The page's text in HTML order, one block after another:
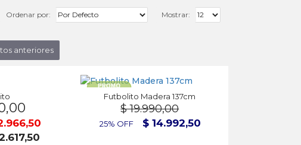
Ordenar por: Mostrar:
anteriores
Futbolito Madera 137cm
$ 19.990,00
25% OFF $ 14.992,50